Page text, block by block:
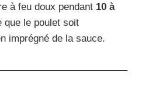
à feu doux pendant 10 à
que le poulet soit
imprégné de la sauce.